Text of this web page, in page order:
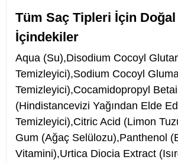
Tüm Saç Tipleri İçin Doğal
İçindekiler
Aqua (Su),Disodium Cocoyl
Temizleyici),Sodium Cocoyl
Temizleyici),Cocamidopropyl
(Hindistancevizi Yağından Elde
Temizleyici),Citric Acid (Limon
Gum (Ağaç Selülozu),Panthenol
Vitamini),Urtica Diocia Extract